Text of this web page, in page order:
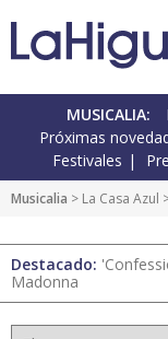
MUSICALIA:
Próximas
Festivales
Musicalia > La Casa Azul
Destacado:
Madonna